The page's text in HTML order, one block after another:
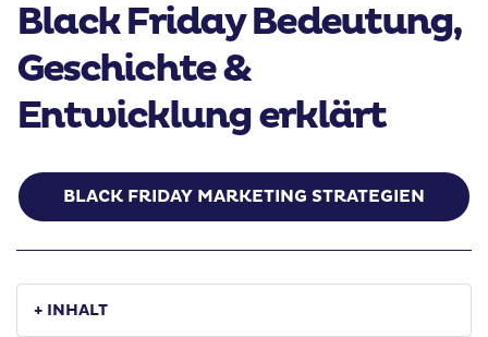
Black Friday Bedeutung,
Geschichte &
Entwicklung erklärt
BLACK FRIDAY MARKETING STRATEGIEN
+ INHALT